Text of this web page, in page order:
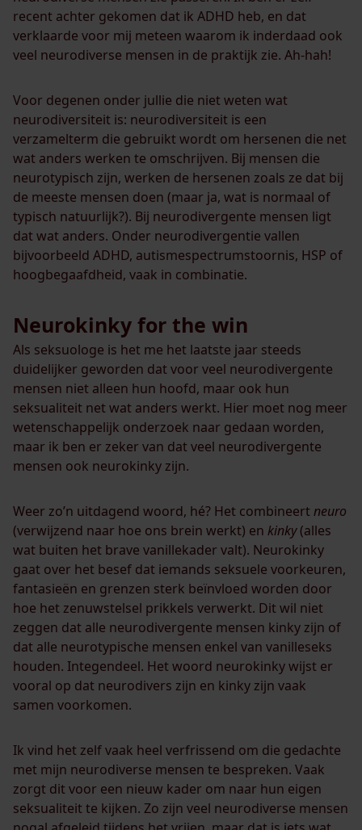
recent achter gekomen dat ik ADHD heb, en dat
verklaarde voor mij meteen waarom ik inderdaad ook
veel neurodiverse mensen in de praktijk zie. Ah-hah!
Voor degenen onder jullie die niet weten wat
neurodiversiteit is: neurodiversiteit is een
verzamelterm die gebruikt wordt om hersenen die net
wat anders werken te omschrijven. Bij mensen die
neurotypisch zijn, werken de hersenen zoals ze dat bij
de meeste mensen doen (maar ja, wat is normaal of
typisch natuurlijk?). Bij neurodivergente mensen ligt
dat wat anders. Onder neurodivergentie vallen
bijvoorbeeld ADHD, autismespectrumstoornis, HSP of
hoogbegaafdheid, vaak in combinatie.
Neurokinky for the win
Als seksuologe is het me het laatste jaar steeds
duidelijker geworden dat voor veel neurodivergente
mensen niet alleen hun hoofd, maar ook hun
seksualiteit net wat anders werkt. Hier moet nog meer
wetenschappelijk onderzoek naar gedaan worden,
maar ik ben er zeker van dat veel neurodivergente
mensen ook neurokinky zijn.
Weer zo’n uitdagend woord, hé? Het combineert neuro
(verwijzend naar hoe ons brein werkt) en kinky(alles
wat buiten het brave vanillekader valt). Neurokinky
gaat over het besef dat iemands seksuele voorkeuren,
fantasieën en grenzen sterk beïnvloed worden door
hoe het zenuwstelsel prikkels verwerkt. Dit wil niet
zeggen dat alle neurodivergente mensen kinky zijn of
dat alle neurotypische mensen enkel van vanilleseks
houden. Integendeel. Het woord neurokinky wijst er
vooral op dat neurodivers zijn en kinky zijn vaak
samen voorkomen.
Ik vind het zelf vaak heel verfrissend om die gedachte
met mijn neurodiverse mensen te bespreken. Vaak
zorgt dit voor een nieuw kader om naar hun eigen
seksualiteit te kijken. Zo zijn veel neurodiverse mensen